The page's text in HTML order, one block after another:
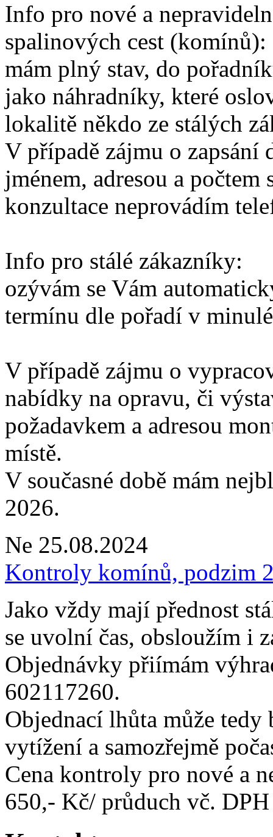
Info pro nové a
spalinových cest (komínů):
mám plný stav, do
jako náhradníky, které
lokalitě někdo ze stálých
V případě zájmu o
jménem, adresou a
konzultace neprovádím
Info pro stálé zákazníky:
ozývám se Vám
termínu dle pořadí v
V případě zájmu o
nabídky na opravu, či
požadavkem a adresou
místě.
V současné době mám
2026.
Ne 25.08.2024
Kontroly komínů, podzim
Jako vždy mají přednost
se uvolní čas, obsloužím i
Objednávky přiímám
602117260.
Objednací lhůta může
vytížení a samozřejmě
Cena kontroly pro nové a
650,- Kč/ průduch vč.